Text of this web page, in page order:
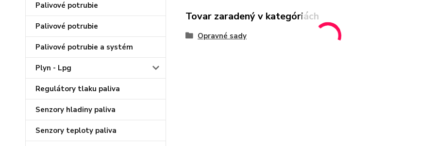
Palivové potrubie
Palivové potrubie
Palivové potrubie a systém
Plyn - Lpg
Regulátory tlaku paliva
Senzory hladiny paliva
Senzory teploty paliva
Tovar zaradený v kategóriách
Opravné sady